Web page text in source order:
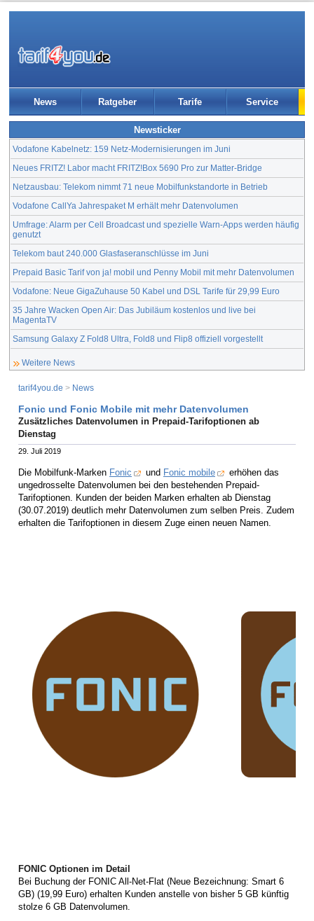
News Ratgeber Tarife Service
Newsticker
Vodafone Kabelnetz: 159 Netz-Modernisierungen im Juni
Neues FRITZ! Labor macht FRITZ!Box 5690 Pro zur Matter-Bridge
Netzausbau: Telekom nimmt 71 neue Mobilfunkstandorte in Betrieb
Vodafone CallYa Jahrespaket M erhält mehr Datenvolumen
Umfrage: Alarm per Cell Broadcast und spezielle Warn-Apps werden häufig
genutzt
Telekom baut 240.000 Glasfaseranschlüsse im Juni
Prepaid Basic Tarif von ja! mobil und Penny Mobil mit mehr Datenvolumen
Vodafone: Neue GigaZuhause 50 Kabel und DSL Tarife für 29,99 Euro
35 Jahre Wacken Open Air: Das Jubiläum kostenlos und live bei
MagentaTV
Samsung Galaxy Z Fold8 Ultra, Fold8 und Flip8 offiziell vorgestellt
Weitere News
tarif4you.de > News
Fonic und Fonic Mobile mit mehr Datenvolumen
Zusätzliches Datenvolumen in Prepaid-Tarifoptionen ab
Dienstag
29. Juli 2019
Die Mobilfunk-Marken Fonic und Fonic mobile
erhöhen das
ungedrosselte Datenvolumen bei den bestehenden Prepaid-
Tarifoptionen. Kunden der beiden Marken erhalten ab Dienstag
(30.07.2019) deutlich mehr Datenvolumen zum selben Preis. Zudem
erhalten die Tarifoptionen in diesem Zuge einen neuen Namen.
FONIC Optionen im Detail
Bei Buchung der FONIC All-Net-Flat (Neue Bezeichnung: Smart 6
GB) (19,99 Euro) erhalten Kunden anstelle von bisher 5 GB künftig
stolze 6 GB Datenvolumen.